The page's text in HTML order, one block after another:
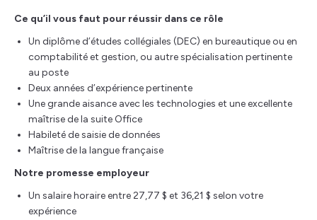
Ce qu’il vous faut pour réussir dans ce rôle
Un diplôme d’études collégiales (DEC) en bureautique ou en
comptabilité et gestion, ou autre spécialisation pertinente
au poste
Deux années d’expérience pertinente
Une grande aisance avec les technologies et une excellente
maîtrise de la suite Office
Habileté de saisie de données
Maîtrise de la langue française
Notre promesse employeur
Un salaire horaire entre 27,77 $ et 36,21 $ selon votre
expérience